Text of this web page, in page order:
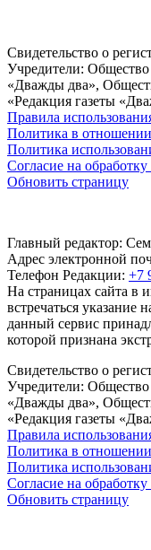
Свидетельство о
Учредители: Общество
«Дважды два»,
«Редакция газеты
Правила
Политика в
Политика
Согласие на
Обновить страницу
Главный редактор:
Адрес электронной
Телефон Редакции: +7
На страницах сайта в
встречаться
данный сервис
которой признана
Свидетельство о
Учредители: Общество
«Дважды два»,
«Редакция газеты
Правила
Политика в
Политика
Согласие на
Обновить страницу